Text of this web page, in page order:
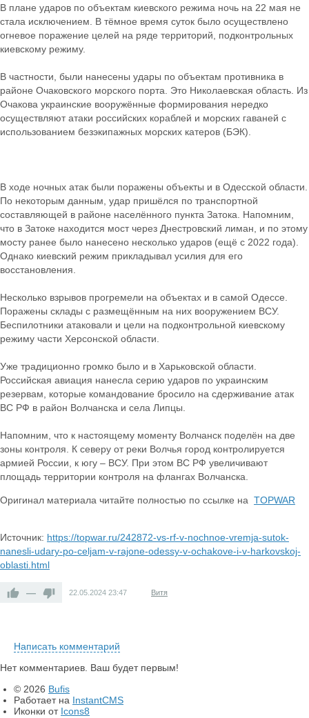
В плане ударов по объектам киевского режима ночь на 22 мая не
стала исключением. В тёмное время суток было осуществлено
огневое поражение целей на ряде территорий, подконтрольных
киевскому режиму.
В частности, были нанесены удары по объектам противника в
районе Очаковского морского порта. Это Николаевская область. Из
Очакова украинские вооружённые формирования нередко
осуществляют атаки российских кораблей и морских гаваней с
использованием безэкипажных морских катеров (БЭК).
В ходе ночных атак были поражены объекты и в Одесской области.
По некоторым данным, удар пришёлся по транспортной
составляющей в районе населённого пункта Затока. Напомним,
что в Затоке находится мост через Днестровский лиман, и по этому
мосту ранее было нанесено несколько ударов (ещё с 2022 года).
Однако киевский режим прикладывал усилия для его
восстановления.
Несколько взрывов прогремели на объектах и в самой Одессе.
Поражены склады с размещённым на них вооружением ВСУ.
Беспилотники атаковали и цели на подконтрольной киевскому
режиму части Херсонской области.
Уже традиционно громко было и в Харьковской области.
Российская авиация нанесла серию ударов по украинским
резервам, которые командование бросило на сдерживание атак
ВС РФ в район Волчанска и села Липцы.
Напомним, что к настоящему моменту Волчанск поделён на две
зоны контроля. К северу от реки Волчья город контролируется
армией России, к югу – ВСУ. При этом ВС РФ увеличивают
площадь территории контроля на флангах Волчанска.
Оригинал материала читайте полностью по ссылке на TOPWAR
Источник: https://topwar.ru/242872-vs-rf-v-nochnoe-vremja-sutok-
nanesli-udary-po-celjam-v-rajone-odessy-v-ochakove-i-v-harkovskoj-
oblasti.html
— 22.05.2024 23:47 Витя
Написать комментарий
Нет комментариев. Ваш будет первым!
© 2026 Bufis
Работает на InstantCMS
Иконки от Icons8